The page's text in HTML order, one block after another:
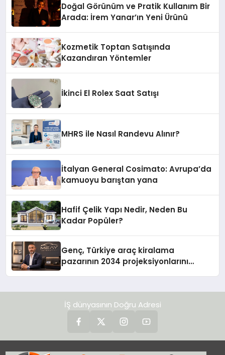
Doğal Görünüm ve Pratik Kullanım Bir
Arada: İrem Yanar’ın Yeni Ürünü
Kozmetik Toptan Satışında
Kazandıran Yöntemler
İkinci El Rolex Saat Satışı
MHRS ile Nasıl Randevu Alınır?
İtalyan General Cosimato: Avrupa’da
kamuoyu barıştan yana
Hafif Çelik Yapı Nedir, Neden Bu
Kadar Popüler?
Genç, Türkiye araç kiralama
pazarının 2034 projeksiyonlarını
İŞ dünyasının Doğru Adresi